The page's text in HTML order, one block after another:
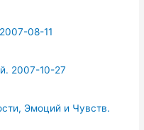
08-11
2007-10-27
Эмоций и Чувств.